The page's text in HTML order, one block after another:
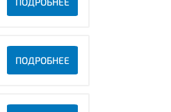
ПОДРОБНЕЕ